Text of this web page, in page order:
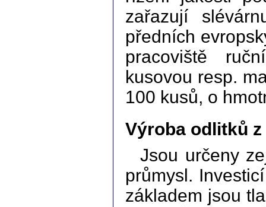
zařazují
předních
pracoviště
kusovou resp.
100 kusů, o
Výroba odlitků
Jsou určeny
průmysl.
základem jsou